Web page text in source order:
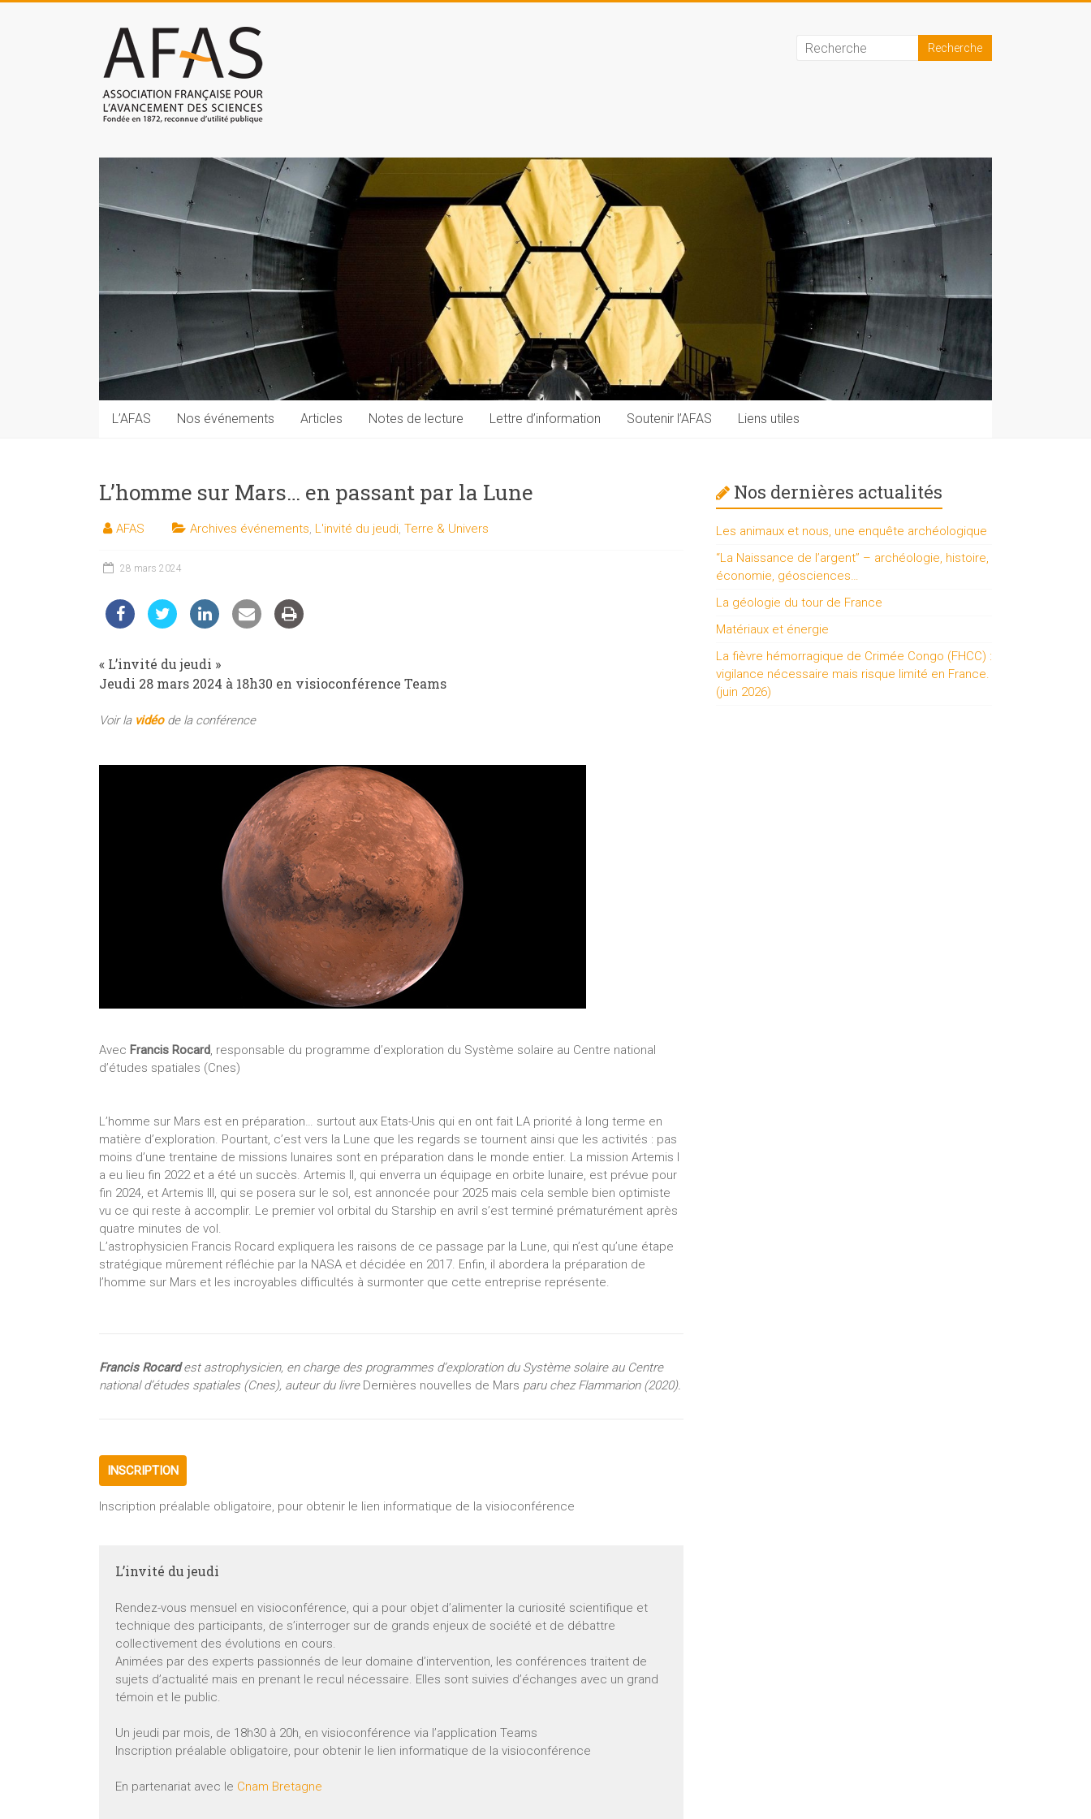
Association
française
pour
des
sciences
(AFAS)
les
techniques
auprès
du
public
L’AFAS Nos événements Articles Notes de lecture Lettre d’information Soutenir l’AFAS Liens utiles
L’homme sur Mars… en passant par la Lune
AFAS Archives événements, L'invité du jeudi, Terre & Univers
28 mars 2024
« L’invité du jeudi »
Jeudi 28 mars 2024 à 18h30 en visioconférence Teams
Voir la vidéode la conférence
Avec Francis Rocard, responsable du programme d’exploration du Système solaire au Centre national
d’études spatiales (Cnes)
L’homme sur Mars est en préparation… surtout aux Etats-Unis qui en ont fait LA priorité à long terme en
matière d’exploration. Pourtant, c’est vers la Lune que les regards se tournent ainsi que les activités : pas
moins d’une trentaine de missions lunaires sont en préparation dans le monde entier. La mission Artemis I
a eu lieu fin 2022 et a été un succès. Artemis II, qui enverra un équipage en orbite lunaire, est prévue pour
fin 2024, et Artemis III, qui se posera sur le sol, est annoncée pour 2025 mais cela semble bien optimiste
vu ce qui reste à accomplir. Le premier vol orbital du Starship en avril s’est terminé prématurément après
quatre minutes de vol.
L’astrophysicien Francis Rocard expliquera les raisons de ce passage par la Lune, qui n’est qu’une étape
stratégique mûrement réfléchie par la NASA et décidée en 2017. Enfin, il abordera la préparation de
l’homme sur Mars et les incroyables difficultés à surmonter que cette entreprise représente.
Francis Rocardest astrophysicien, en charge des programmes d’exploration du Système solaire au Centre
national d’études spatiales (Cnes), auteur du livre Dernières nouvelles de Mars paru chez Flammarion (2020).
INSCRIPTION
Inscription préalable obligatoire, pour obtenir le lien informatique de la visioconférence
L’invité du jeudi
Rendez-vous mensuel en visioconférence, qui a pour objet d’alimenter la curiosité scientifique et
technique des participants, de s’interroger sur de grands enjeux de société et de débattre
collectivement des évolutions en cours.
Animées par des experts passionnés de leur domaine d’intervention, les conférences traitent de
sujets d’actualité mais en prenant le recul nécessaire. Elles sont suivies d’échanges avec un grand
témoin et le public.
Un jeudi par mois, de 18h30 à 20h, en visioconférence via l’application Teams
Inscription préalable obligatoire, pour obtenir le lien informatique de la visioconférence
En partenariat avec le Cnam Bretagne
Nos dernières actualités
Les animaux et nous, une enquête archéologique
“La Naissance de l’argent” – archéologie, histoire,
économie, géosciences…
La géologie du tour de France
Matériaux et énergie
La fièvre hémorragique de Crimée Congo (FHCC) :
vigilance nécessaire mais risque limité en France.
(juin 2026)